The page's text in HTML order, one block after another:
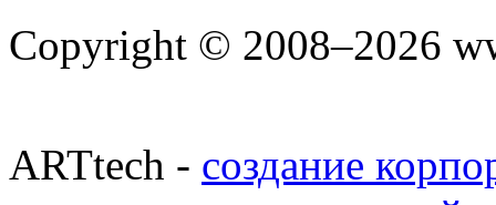
Copyright © 2008–2026
ARTtech - создание